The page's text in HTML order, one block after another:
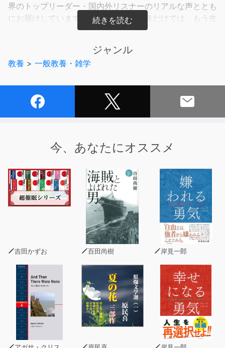
界のトップリーダー・国内外リスナーのリアルな声ととも
にお届けしています。日本語の情報収集だけでは、もう生
き抜くことはできません。「グローバル育児R?」「アイ
リスナーの皆様の幸せと成功を応援します！
ジャンル
教養 > 一般教養・雑学
今、あなたにオススメ
吉田かずお 百田尚樹 岸見一郎